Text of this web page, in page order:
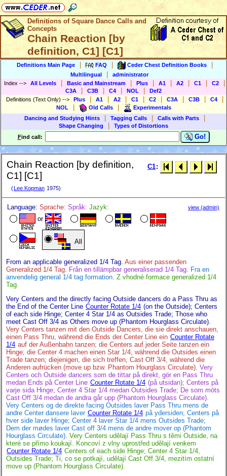
Definitions of Square Dance Calls and
Concepts
Chain Reaction [by
definition, C1] [C1]
Definitions Main Page FAQ Ceder Chest Definition Books
Multilingual
administrator
Index --> All Levels Basic and Mainstream Plus A1 A2 C1 C2
C3A C3B C4 NOL
Def2
Definitions (Text Only) --> Plus A1 A2 C1 C2 C3A C3B C4
NOL Old Calls
Experimentals
Dancing and Studying Hints
Tagging Calls Calls with Parts
Shape Changing
Types of Distortions
Find call: Go!
Chain Reaction [by definition,
C1] [C1]
( Lee Kopman 1975)
C1:
Language: Sprache: Språk: Jazyk:
or
All
view (admin)
From an applicable generalized 1/4 Tag. Aus einer passenden
Generalized 1/4 Tag. Från en tillämpbar generaliserad 1/4 Tag. Fra en
anvendelig general 1/4 tag formation. Z vhodné formace generalized 1/4
Tag.
Very Centers and the directly facing Outside dancers do a Pass Thru as
the End of the Center Line Counter Rotate 1/4 (on the Outside); Centers
of each side Hinge; Center 4 Star 1/4 as Outsides Trade; Those who
meet Cast Off 3/4 as Others move up (Phantom Hourglass Circulate).
Very Centers tanzen mit den Outside Dancers, die sie direkt anschauen,
einen Pass Thru, während die Ends der Center Line ein Counter Rotate
1/4 auf der Außenbahn tanzen; die Centers auf jeder Seite tanzen ein
Hinge; die Center 4 machen einen Star 1/4, während die Outsides einen
Trade tanzen; diejenigen, die sich treffen, Cast Off 3/4, während die
Anderen aufrücken (move up bzw. Phantom Hourglass Circulate). Very
Centers och Outside dancers som de tittar på direkt, gör en Pass Thru
medan Ends på Center Line Counter Rotate 1/4 (på utsidan); Centers på
varje sida Hinge; Center 4 Star 1/4 medan Outsides Trade; De som möts
Cast Off 3/4 medan de andra går upp (Phantom Hourglass Circulate).
Very Centers og de direkte facing Outsides laver Pass Thru mens de
andre Center dansere laver Counter Rotate 1/4 på ydersiden; Centers på
hver side laver Hinge; Center 4 laver Star 1/4 mens Outsides Trade;
Dem der mødes laver Cast off 3/4 mens de andre mover op (Phantom
Hourglass Circulate). Very Centers udělají Pass Thru s těmi Outside, na
které se přímo koukají. Koncoví z vlny uprostřed udělají venkem
Counter Rotate 1/4 Centers of each side Hinge; Center 4 Star 1/4,
Outsides Trade; Ti, co se potkají, udělají Cast Off 3/4, mezitím ostatní
move up (Phantom Hourglass Circulate).